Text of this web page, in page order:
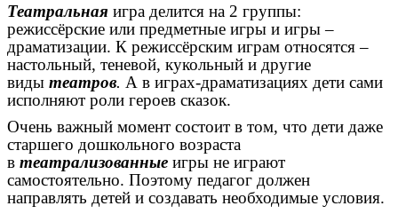
Театральная игра делится на 2 группы:
режиссёрские или предметные игры и игры –
драматизации. К режиссёрским играм относятся –
настольный, теневой, кукольный и другие
виды театров. А в играх-драматизациях дети сами
исполняют роли героев сказок.
Очень важный момент состоит в том, что дети даже
старшего дошкольного возраста
в театрализованные игры не играют
самостоятельно. Поэтому педагог должен
направлять детей и создавать необходимые условия.